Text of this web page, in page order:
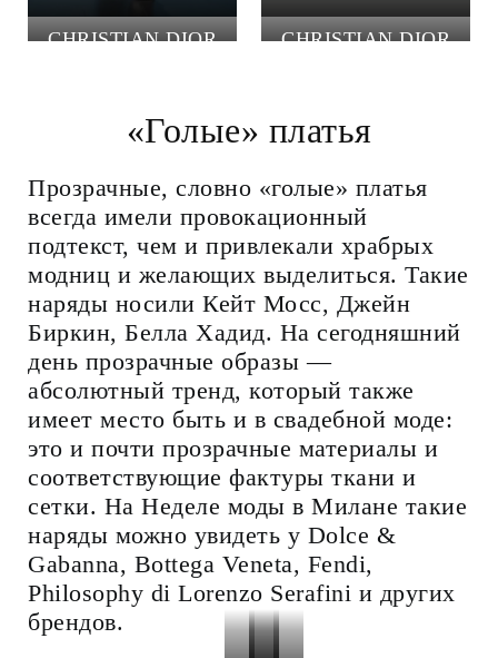
CHRISTIAN DIOR
CHRISTIAN DIOR
«Голые» платья
Прозрачные, словно «голые» платья
всегда имели провокационный
подтекст, чем и привлекали храбрых
модниц и желающих выделиться. Такие
наряды носили Кейт Мосс, Джейн
Биркин, Белла Хадид. На сегодняшний
день прозрачные образы —
абсолютный тренд, который также
имеет место быть и в свадебной моде:
это и почти прозрачные материалы и
соответствующие фактуры ткани и
сетки. На Неделе моды в Милане такие
наряды можно увидеть у Dolce &
Gabanna, Bottega Veneta, Fendi,
Philosophy di Lorenzo Serafini и других
брендов.